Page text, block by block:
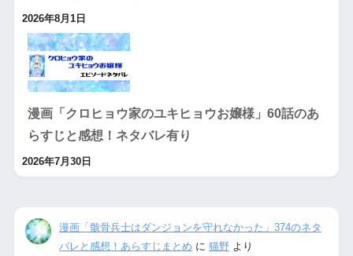
2026年8月1日
漫画「クロヒョウ家のユキヒョウお嬢様」60話のあ
らすじと感想！ネタバレ有り
2026年7月30日
漫画「骸骨兵士はダンジョンを守れなかった」374のネタ
バレと感想！あらすじまとめ に猫野 より